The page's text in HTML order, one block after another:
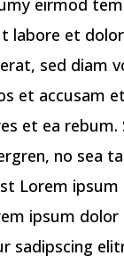
labore et
sed diam
et accusam
et ea rebum.
no sea
Lorem
ipsum
sadipscing